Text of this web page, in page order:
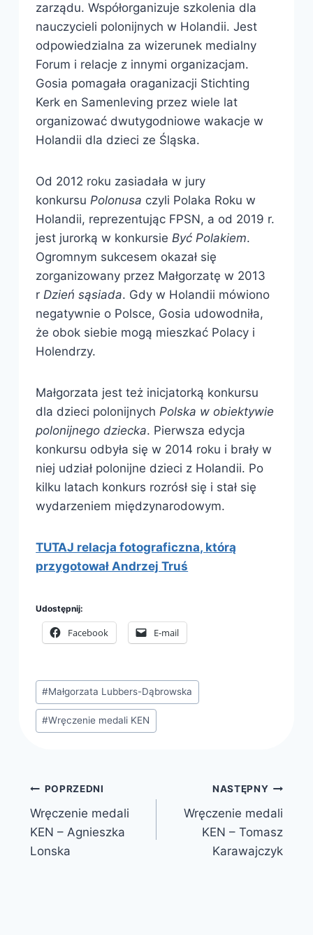
zarządu. Współorganizuje szkolenia dla
nauczycieli polonijnych w Holandii. Jest
odpowiedzialna za wizerunek medialny
Forum i relacje z innymi organizacjam.
Gosia pomagała oraganizacji Stichting
Kerk en Samenleving przez wiele lat
organizować dwutygodniowe wakacje w
Holandii dla dzieci ze Śląska.
Od 2012 roku zasiadała w jury
konkursuPolonusa czyli Polaka Roku w
Holandii, reprezentując FPSN, a od 2019 r.
jest jurorką w konkursieByć Polakiem.
Ogromnym sukcesem okazał się
zorganizowany przez Małgorzatę w 2013
rDzień sąsiada. Gdy w Holandii mówiono
negatywnie o Polsce, Gosia udowodniła,
że obok siebie mogą mieszkać Polacy i
Holendrzy.
Małgorzata jest też inicjatorką konkursu
dla dzieci polonijnychPolska w obiektywie
polonijnego dziecka. Pierwsza edycja
konkursu odbyła się w 2014 roku i brały w
niej udział polonijne dzieci z Holandii. Po
kilku latach konkurs rozrósł się i stał się
wydarzeniem międzynarodowym.
TUTAJ relacja fotograficzna, którą
przygotował Andrzej Truś
Udostępnij:
Facebook E-mail
Tagi
wpisu:
#Małgorzata Lubbers-Dąbrowska
#Wręczenie medali KEN
Nawigacja
wpisu
POPRZEDNI
Wręczenie medali
KEN – Agnieszka
Lonska
NASTĘPNY
Wręczenie medali
KEN – Tomasz
Karawajczyk